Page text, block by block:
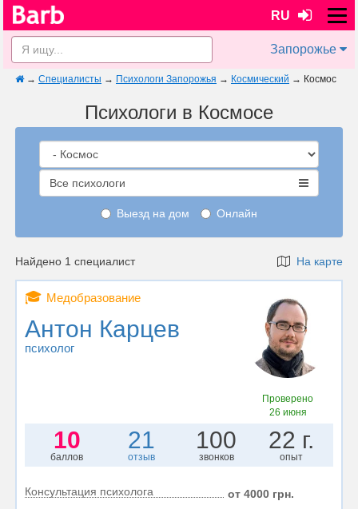
RU
Запорожье
→ Специалисты → Психологи Запорожья → Космический → Космос
Психологи в Космосе
Все психологи
Выезд на дом Онлайн
Найдено 1 специалист На карте
🎓 Медобразование
Антон Карцев
психолог
Проверено
26 июня
10
баллов
21
отзыв
100
звонков
22 г.
опыт
Консультация психолога от 4000 грн.